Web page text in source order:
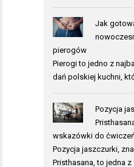
Jak
pierogów
Pierogi to jedno z
dań polskiej kuchni,
Pozycja
wskazówki do
Pozycja jaszczurki,
Pristhasana, to jedna